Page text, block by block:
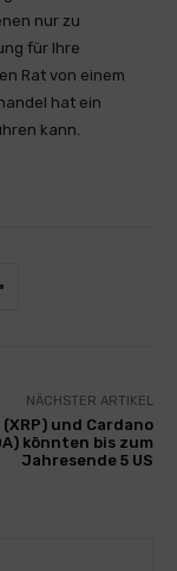
nur zu
für Ihre
Rat von einem
hat ein
kann.
NÄCHSTER ARTIKEL
(XRP) und Cardano
könnten bis zum
Jahresende 5 US